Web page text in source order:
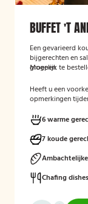
BUFFET 'T
Een gevarieerd
bijgerechten en
groepen.
Mogelijk te
Heeft u een
opmerkingen
6 warme
7 koude
Chafing